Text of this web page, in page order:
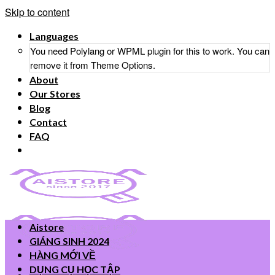
Skip to content
Languages
You need Polylang or WPML plugin for this to work. You can
remove it from Theme Options.
About
Our Stores
Blog
Contact
FAQ
Aistore
GIÁNG SINH 2024
HÀNG MỚI VỀ
DỤNG CỤ HỌC TẬP